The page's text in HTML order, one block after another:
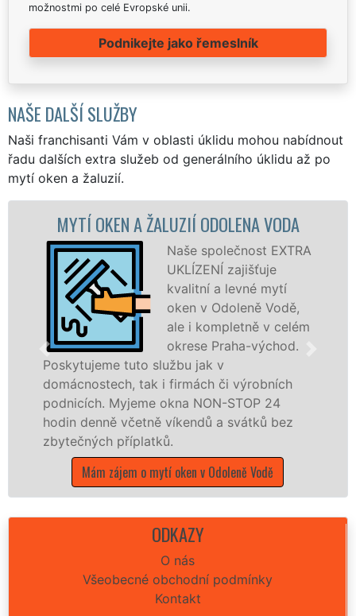
možnostmi po celé Evropské unii.
Podnikejte jako řemeslník
NAŠE DALŠÍ SLUŽBY
Naši franchisanti Vám v oblasti úklidu mohou nabídnout
řadu dalších extra služeb od generálního úklidu až po
mytí oken a žaluzií.
ODOLENA VODA
Naše společnost EXTRA
UKLÍZENÍ zajišťuje
kvalitní a levné mytí
oken v Odoleně Vodě,
ale i kompletně v celém
okrese Praha-východ.
službu jak v
i firmách či výrobních
okna NON-STOP 24
víkendů a svátků bez
mytí oken v Odoleně Vodě
MYTÍ OKENNÍCH
dřevěná okna a
kompletní a
okrese Praha-
UKLÍZENÍ, a to i
státních svátků.
Mám zájem o
ODKAZY